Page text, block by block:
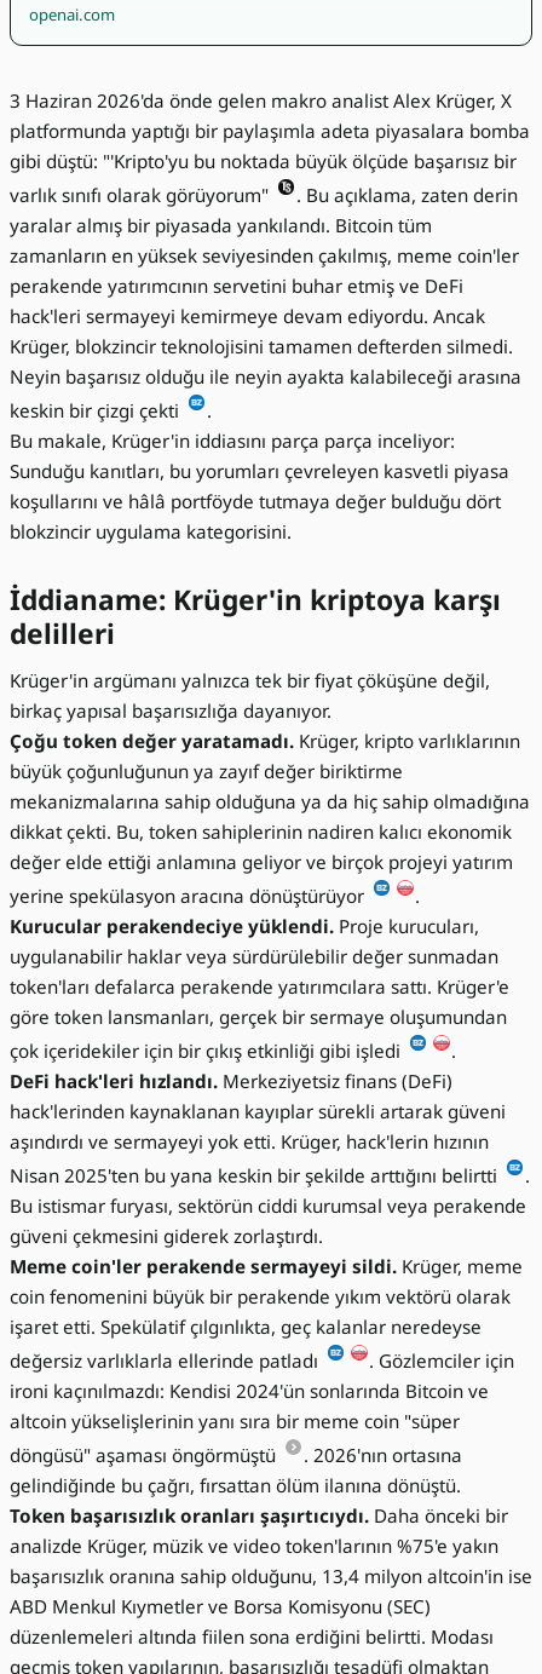
openai.com
3 Haziran 2026'da önde gelen makro analist Alex Krüger, X
platformunda yaptığı bir paylaşımla adeta piyasalara bomba
gibi düştü: "'Kripto'yu bu noktada büyük ölçüde başarısız bir
varlık sınıfı olarak görüyorum"
. Bu açıklama, zaten derin
yaralar almış bir piyasada yankılandı. Bitcoin tüm
zamanların en yüksek seviyesinden çakılmış, meme coin'ler
perakende yatırımcının servetini buhar etmiş ve DeFi
hack'leri sermayeyi kemirmeye devam ediyordu. Ancak
Krüger, blokzincir teknolojisini tamamen defterden silmedi.
Neyin başarısız olduğu ile neyin ayakta kalabileceği arasına
keskin bir çizgi çekti
.
Bu makale, Krüger'in iddiasını parça parça inceliyor:
Sunduğu kanıtları, bu yorumları çevreleyen kasvetli piyasa
koşullarını ve hâlâ portföyde tutmaya değer bulduğu dört
blokzincir uygulama kategorisini.
İddianame: Krüger'in kriptoya karşı
delilleri
Krüger'in argümanı yalnızca tek bir fiyat çöküşüne değil,
birkaç yapısal başarısızlığa dayanıyor.
Çoğu token değer yaratamadı. Krüger, kripto varlıklarının
büyük çoğunluğunun ya zayıf değer biriktirme
mekanizmalarına sahip olduğuna ya da hiç sahip olmadığına
dikkat çekti. Bu, token sahiplerinin nadiren kalıcı ekonomik
değer elde ettiği anlamına geliyor ve birçok projeyi yatırım
yerine spekülasyon aracına dönüştürüyor
.
Kurucular perakendeciye yüklendi. Proje kurucuları,
uygulanabilir haklar veya sürdürülebilir değer sunmadan
token'ları defalarca perakende yatırımcılara sattı. Krüger'e
göre token lansmanları, gerçek bir sermaye oluşumundan
çok içeridekiler için bir çıkış etkinliği gibi işledi
.
DeFi hack'leri hızlandı. Merkeziyetsiz finans (DeFi)
hack'lerinden kaynaklanan kayıplar sürekli artarak güveni
aşındırdı ve sermayeyi yok etti. Krüger, hack'lerin hızının
Nisan 2025'ten bu yana keskin bir şekilde arttığını belirtti
.
Bu istismar furyası, sektörün ciddi kurumsal veya perakende
güveni çekmesini giderek zorlaştırdı.
Meme coin'ler perakende sermayeyi sildi. Krüger, meme
coin fenomenini büyük bir perakende yıkım vektörü olarak
işaret etti. Spekülatif çılgınlıkta, geç kalanlar neredeyse
değersiz varlıklarla ellerinde patladı
. Gözlemciler için
ironi kaçınılmazdı: Kendisi 2024'ün sonlarında Bitcoin ve
altcoin yükselişlerinin yanı sıra bir meme coin "süper
döngüsü" aşaması öngörmüştü
. 2026'nın ortasına
gelindiğinde bu çağrı, fırsattan ölüm ilanına dönüştü.
Token başarısızlık oranları şaşırtıcıydı. Daha önceki bir
analizde Krüger, müzik ve video token'larının %75'e yakın
başarısızlık oranına sahip olduğunu, 13,4 milyon altcoin'in ise
ABD Menkul Kıymetler ve Borsa Komisyonu (SEC)
düzenlemeleri altında fiilen sona erdiğini belirtti. Modası
geçmiş token yapılarının, başarısızlığı tesadüfi olmaktan